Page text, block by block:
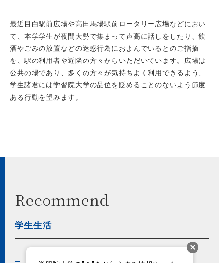
最近目白駅前広場や高田馬場駅前ロータリー広場などにおい
て、本学学生が夜間大勢で集まって声高に話しをしたり、飲
酒やごみの放置などの迷惑行為におよんでいるとのご指摘
を、駅の利用者や近隣の方々からいただいています。広場は
公共の場であり、多くの方々が気持ちよく利用できるよう、
学生諸君には学習院大学の品位を貶めることのないよう節度
ある行動を望みます。
Recommend
学生生活